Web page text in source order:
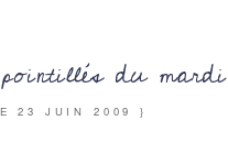
du mardi
23 JUIN 2009 }